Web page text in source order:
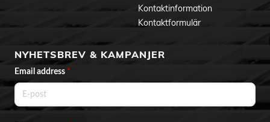
Kontaktinformation
Kontaktformulär
NYHETSBREV & KAMPANJER
Email address *